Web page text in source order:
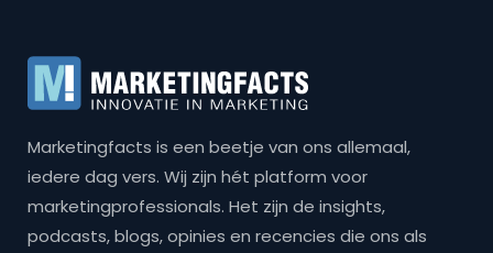
Marketingfacts is een beetje van ons allemaal,
iedere dag vers. Wij zijn hét platform voor
marketingprofessionals. Het zijn de insights,
podcasts, blogs, opinies en recencies die ons als